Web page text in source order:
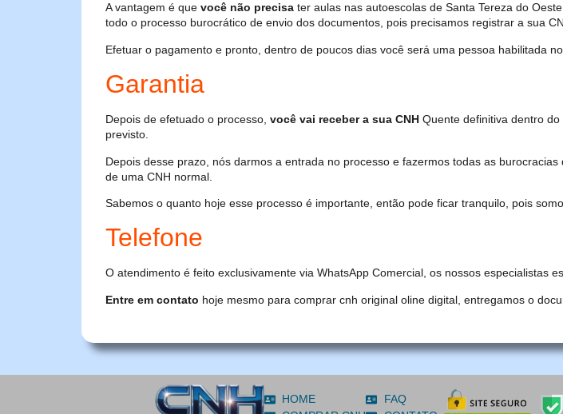
A vantagem é que você não precisa ter aulas nas autoescolas de Santa Tereza do
todo o processo burocrático de envio dos documentos, pois precisamos registrar a sua
Efetuar o pagamento e pronto, dentro de poucos dias você será uma pessoa habilitada
Garantia
Depois de efetuado o processo, você vai receber a sua CNH Quente definitiva dentro do
previsto.
Depois desse prazo, nós darmos a entrada no processo e fazermos todas as
de uma CNH normal.
Sabemos o quanto hoje esse processo é importante, então pode ficar tranquilo, pois
Telefone
O atendimento é feito exclusivamente via WhatsApp Comercial, os nossos especialistas
Entre em contato hoje mesmo para comprar cnh original oline digital, entregamos o
HOME
FAQ